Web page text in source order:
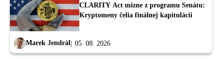
CLARITY Act mizne z programu Senátu:
Kryptomeny čelia finálnej kapitulácii
Marek Jendrál 05. 08. 2026